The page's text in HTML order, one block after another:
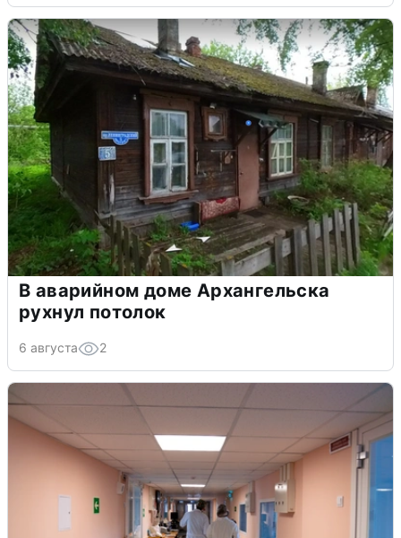
В аварийном доме Архангельска
рухнул потолок
6 августа 2